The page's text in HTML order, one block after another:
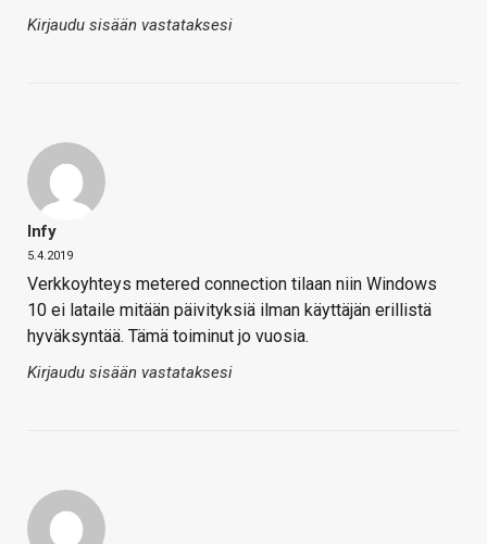
Kirjaudu sisään vastataksesi
Infy
5.4.2019
Verkkoyhteys metered connection tilaan niin Windows
10 ei lataile mitään päivityksiä ilman käyttäjän erillistä
hyväksyntää. Tämä toiminut jo vuosia.
Kirjaudu sisään vastataksesi